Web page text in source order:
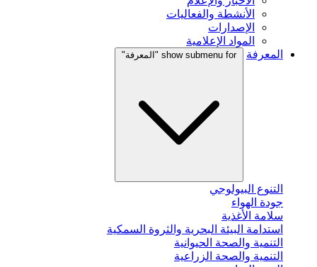
الأنشطة والفعاليات
الإصدارات
المواد الإعلامية
المعرفة
show submenu for "المعرفة"
التنوع البيولوجي
جودة الهواء
سلامة الأغذية
استدامة البيئة البحرية والثروة السمكية
التنمية والصحة الحيوانية
التنمية والصحة الزراعية